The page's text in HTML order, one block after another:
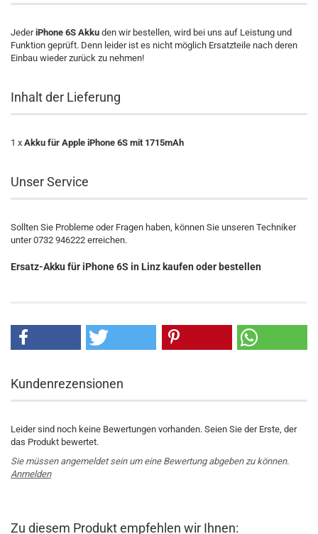
JederiPhone 6S Akku den wir bestellen, wird bei uns auf Leistung und
Funktion geprüft. Denn leider ist es nicht möglich Ersatzteile nach deren
Einbau wieder zurück zu nehmen!
Inhalt der Lieferung
1 x Akku für Apple iPhone 6S mit 1715mAh
Unser Service
Sollten Sie Probleme oder Fragen haben, können Sie unseren Techniker
unter 0732 946222 erreichen.
Ersatz-Akku für iPhone 6S in Linz kaufen oder bestellen
Kundenrezensionen
Leider sind noch keine Bewertungen vorhanden. Seien Sie der Erste, der
das Produkt bewertet.
Sie müssen angemeldet sein um eine Bewertung abgeben zu können.
Anmelden
Zu diesem Produkt empfehlen wir Ihnen: